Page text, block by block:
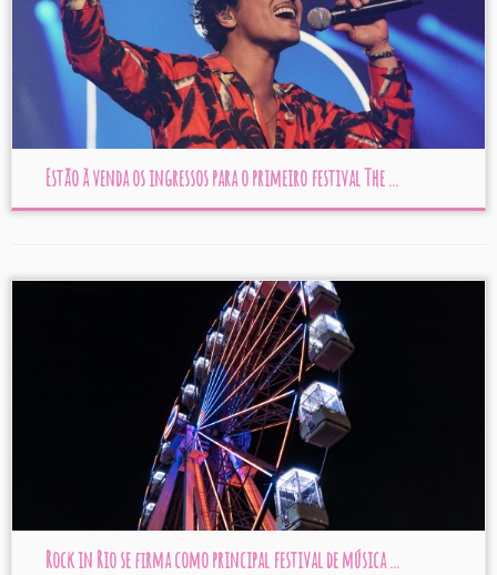
Estão à venda os ingressos para o primeiro festival The ...
Rock in Rio se firma como principal festival de música ...